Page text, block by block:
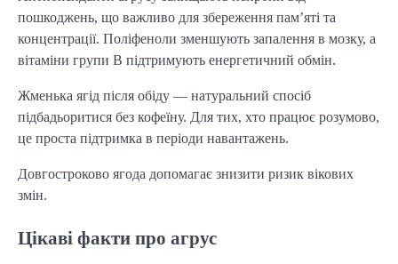
пошкоджень, що важливо для збереження пам’яті та
концентрації. Поліфеноли зменшують запалення в мозку, а
вітаміни групи В підтримують енергетичний обмін.
Жменька ягід після обіду — натуральний спосіб
підбадьоритися без кофеїну. Для тих, хто працює розумово,
це проста підтримка в періоди навантажень.
Довгостроково ягода допомагає знизити ризик вікових
змін.
Цікаві факти про агрус